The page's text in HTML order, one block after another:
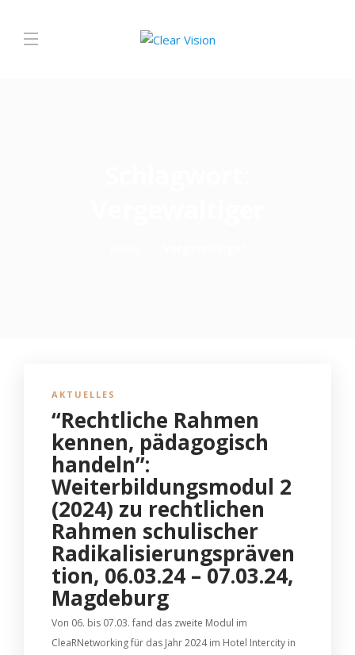
AKTUELLES
“Rechtliche Rahmen
kennen, pädagogisch
handeln”:
Weiterbildungsmodul 2
(2024) zu rechtlichen
Rahmen schulischer
Radikalisierungspräven
tion, 06.03.24 – 07.03.24,
Magdeburg
Von 06. bis 07.03. fand das zweite Modul im
CleaRNetworking für das Jahr 2024 im Hotel Intercity in